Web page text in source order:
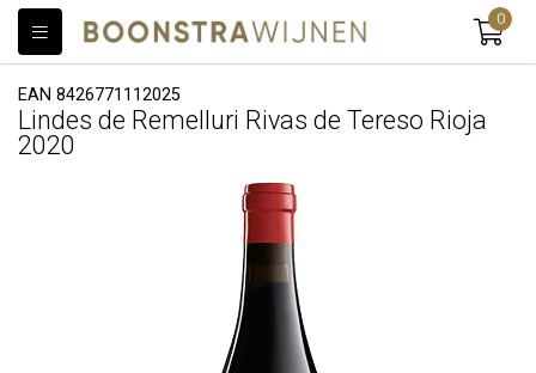
0
EAN 8426771112025
Lindes de Remelluri Rivas de Tereso Rioja
2020